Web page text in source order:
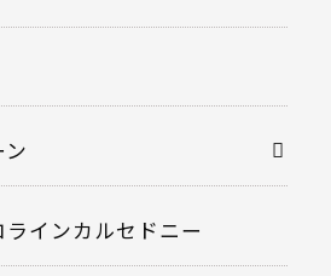
インカルセドニー